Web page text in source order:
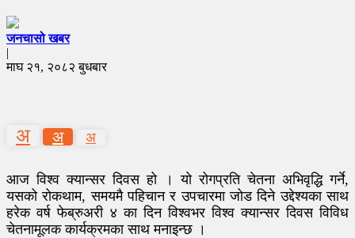
जनचासो खबर
|
माघ २१, २०८२ बुधबार
अ अ अ
आज विश्व क्यान्सर दिवस हो । यो रोगप्रति चेतना अभिवृद्धि गर्ने,
यसको रोकथाम, समयमै पहिचान र उपचारमा जोड दिने उद्देश्यका साथ
हरेक वर्ष फेब्रुअरी ४ का दिन विश्वभर विश्व क्यान्सर दिवस विविध
चेतनामूलक कार्यक्रमका साथ मनाइन्छ ।